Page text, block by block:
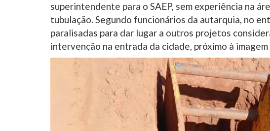
superintendente para o SAEP, sem experiência na
tubulação. Segundo funcionários da autarquia, no
paralisadas para dar lugar a outros projetos
intervenção na entrada da cidade, próximo à